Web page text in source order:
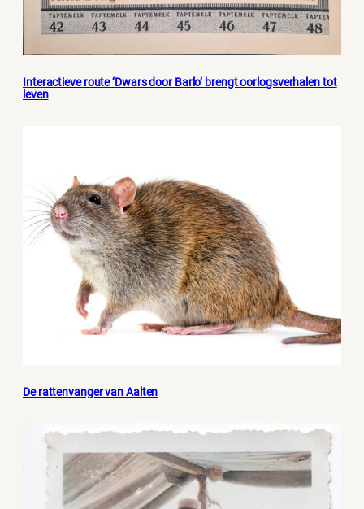
Interactieve route ‘Dwars door Barlo’ brengt oorlogsverhalen tot
leven
De rattenvanger van Aalten